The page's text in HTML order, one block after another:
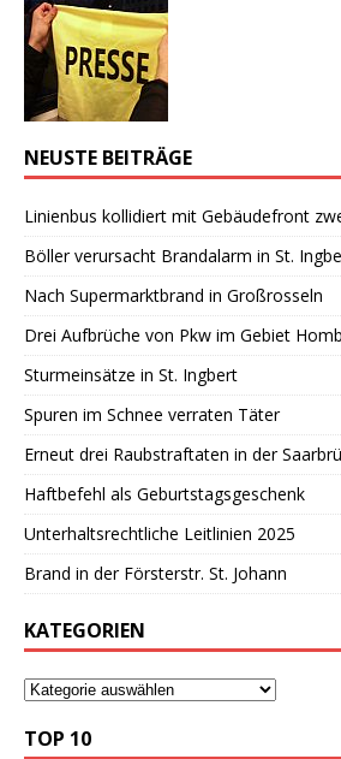
NEUSTE BEITRÄGE
Linienbus kollidiert mit Gebäudefront
Böller verursacht Brandalarm in St.
Nach Supermarktbrand in Großrosseln
Drei Aufbrüche von Pkw im Gebiet
Sturmeinsätze in St. Ingbert
Spuren im Schnee verraten Täter
Erneut drei Raubstraftaten in der
Haftbefehl als Geburtstagsgeschenk
Unterhaltsrechtliche Leitlinien 2025
Brand in der Försterstr. St. Johann
KATEGORIEN
TOP 10